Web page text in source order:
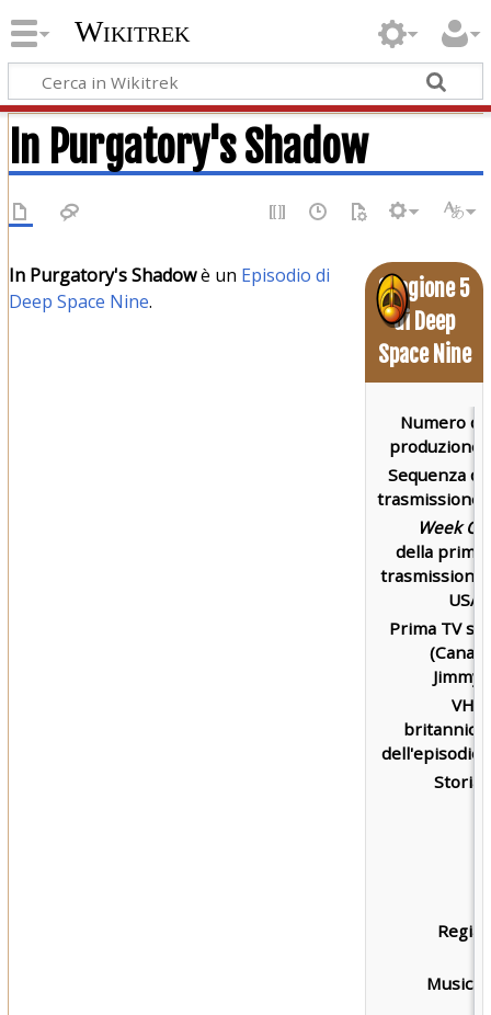
Wikitrek
In Purgatory's Shadow
Stagione 5
di Deep
Space Nine
Numero di
produzione:
Sequenza di
trasmissione:
Week Of
della prima
trasmissione
USA:
Prima TV su
(Canal)
Jimmy:
VHS
britannica
dell'episodio:
Storia:
Regia:
Musica:
In Purgatory's Shadowè un Episodio di
Deep Space Nine.